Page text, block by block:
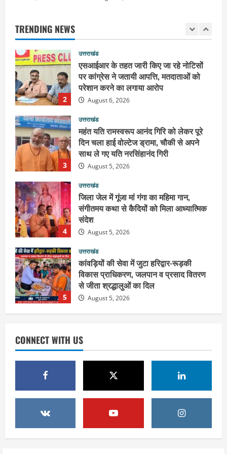
TRENDING NEWS
2
3
उत्तराखंड
महंत यति रामस्वरूप आनंद गिरि को लेकर पूरे
दिन चला हाई वोल्टेज ड्रामा, चौकी से अपने
साथ ले गए यति नरसिंहानंद गिरी
August 5, 2026
4
उत्तराखंड
जिला जेल में गूंजा मां गंगा का महिमा गान,
संगीतमय कथा से कैदियों को मिला आध्यात्मिक
संदेश
August 5, 2026
5
उत्तराखंड
कांवड़ियों की सेवा में जुटा हरिद्वार-रूड़की
विकास प्राधिकरण, जलपान व प्रसाद वितरण
से जीता श्रद्धालुओं का दिल
August 5, 2026
1
उत्तराखंड
2036 ओलंपिक का सपना लेकर निकलेगी
कांवड़ यात्रा, संतों ने दिया विजयी भव का
आशीर्वाद
August 6, 2026
2
पर कांग्रेस ने जतायी आपत्ति, मतदाताओं को
परेशान करने का लगाया आरोप
3
महंत यति रामस्वरूप आनंद गिरि को लेकर पूरे
दिन चला हाई वोल्टेज ड्रामा, चौकी से अपने
साथ ले गए यति नरसिंहानंद गिरी
August 5, 2026
CONNECT WITH US